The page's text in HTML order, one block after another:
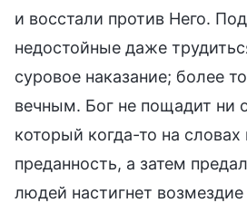
и восстали против Него.
недостойные даже
суровое наказание; более
вечным. Бог не пощадит ни
который когда-то на
преданность, а затем
людей настигнет возмездие